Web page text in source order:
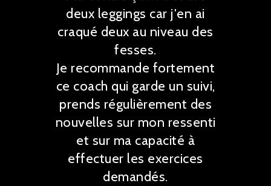
deux leggings car j'en ai
craqué deux au niveau des
fesses.
Je recommande fortement
ce coach qui garde un suivi,
prends régulièrement des
nouvelles sur mon ressenti
et sur ma capacité à
effectuer les exercices
demandés.